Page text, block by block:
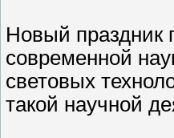
Новый праздник
современной
световых
такой научной